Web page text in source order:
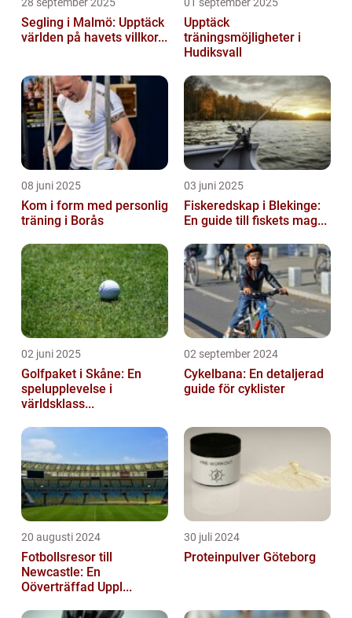
28 september 2025
Segling i Malmö: Upptäck
världen på havets villkor...
01 september 2025
Upptäck
träningsmöjligheter i
Hudiksvall
08 juni 2025
Kom i form med personlig
träning i Borås
03 juni 2025
Fiskeredskap i Blekinge:
En guide till fiskets mag...
02 juni 2025
Golfpaket i Skåne: En
spelupplevelse i
världsklass...
02 september 2024
Cykelbana: En detaljerad
guide för cyklister
20 augusti 2024
Fotbollsresor till
Newcastle: En
Oöverträffad Uppl...
30 juli 2024
Proteinpulver Göteborg